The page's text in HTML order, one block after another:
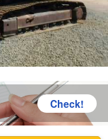
Check!